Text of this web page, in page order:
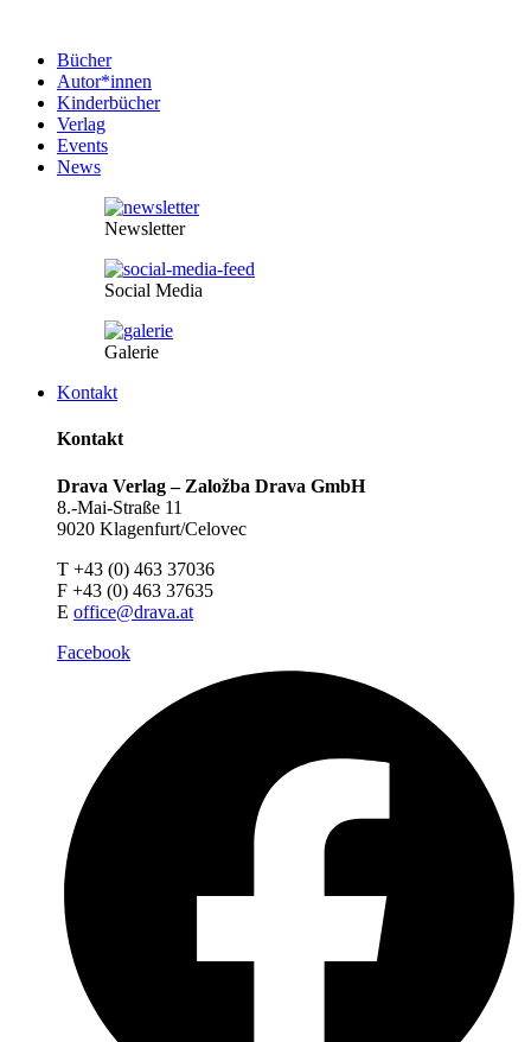
Bücher
Autor*innen
Kinderbücher
Verlag
Events
News
Newsletter
Social Media
Galerie
Kontakt
Kontakt
Drava Verlag – Založba Drava GmbH
8.-Mai-Straße 11
9020 Klagenfurt/Celovec
T +43 (0) 463 37036
F +43 (0) 463 37635
E office@drava.at
Facebook